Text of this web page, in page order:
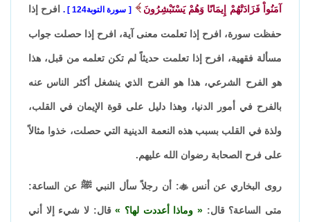
آمَنُواْ فَزَادَتْهُمْ إِيمَانًا وَهُمْ يَسْتَبْشِرُونَ سورة التوبة124 . افرح إذا
حفظت سورة، افرح إذا تعلمت معنى آية، افرح إذا حصلت جواب
مسألة فقهية، افرح إذا تعلمت حديثاً لم تكن تعلمه من قبل، هذا
هو الفرح الشرعي، هذا هو الفرح الذي ينشغل أكثر الناس عنه
بالفرح في أمور الدنيا، وهذا دليل على قوة الإيمان في القلب،
ولذة في القلب بسبب هذه النعمة الدينية التي حصلت، خذوا مثالاً
على فرح الصحابة رضوان الله عليهم.
روى البخاري عن أنس: أن رجلاً سأل النبي ﷺ عن الساعة:
متى الساعة؟ قال: وماذا أعددت لها؟ قال: لا شيء إلا أني